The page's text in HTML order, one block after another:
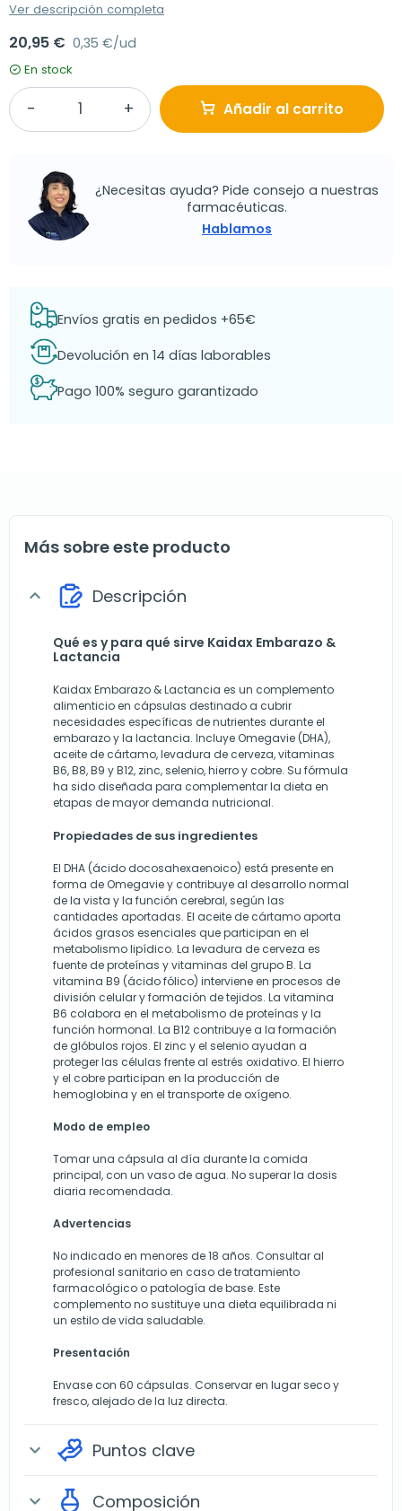
Ver descripción completa
20,95 € 0,35 €/ud
En stock
Añadir al carrito
¿Necesitas ayuda? Pide consejo a nuestras
farmacéuticas.
Hablamos
Envíos gratis en pedidos +65€
Devolución en 14 días laborables
Pago 100% seguro garantizado
Más sobre este producto
expand_more Descripción
Qué es y para qué sirve Kaidax Embarazo &
Lactancia
Kaidax Embarazo & Lactancia es un complemento
alimenticio en cápsulas destinado a cubrir
necesidades específicas de nutrientes durante el
embarazo y la lactancia. Incluye Omegavie (DHA),
aceite de cártamo, levadura de cerveza, vitaminas
B6, B8, B9 y B12, zinc, selenio, hierro y cobre. Su fórmula
ha sido diseñada para complementar la dieta en
etapas de mayor demanda nutricional.
Propiedades de sus ingredientes
El DHA (ácido docosahexaenoico) está presente en
forma de Omegavie y contribuye al desarrollo normal
de la vista y la función cerebral, según las
cantidades aportadas. El aceite de cártamo aporta
ácidos grasos esenciales que participan en el
metabolismo lipídico. La levadura de cerveza es
fuente de proteínas y vitaminas del grupo B. La
vitamina B9 (ácido fólico) interviene en procesos de
división celular y formación de tejidos. La vitamina
B6 colabora en el metabolismo de proteínas y la
función hormonal. La B12 contribuye a la formación
de glóbulos rojos. El zinc y el selenio ayudan a
proteger las células frente al estrés oxidativo. El hierro
y el cobre participan en la producción de
hemoglobina y en el transporte de oxígeno.
Modo de empleo
Tomar una cápsula al día durante la comida
principal, con un vaso de agua. No superar la dosis
diaria recomendada.
Advertencias
No indicado en menores de 18 años. Consultar al
profesional sanitario en caso de tratamiento
farmacológico o patología de base. Este
complemento no sustituye una dieta equilibrada ni
un estilo de vida saludable.
Presentación
Envase con 60 cápsulas. Conservar en lugar seco y
fresco, alejado de la luz directa.
expand_more Puntos clave
expand_more Composición